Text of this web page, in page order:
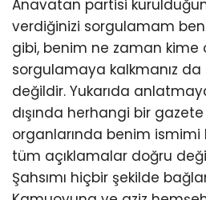
Anavatan partisi
verdiğinizi sorgulamam
gibi, benim ne zaman kime
sorgulamaya kalkmanız da
değildir. Yukarıda
dışında herhangi bir
organlarında benim ismimi
tüm açıklamalar doğru
Şahsımı hiçbir şekilde